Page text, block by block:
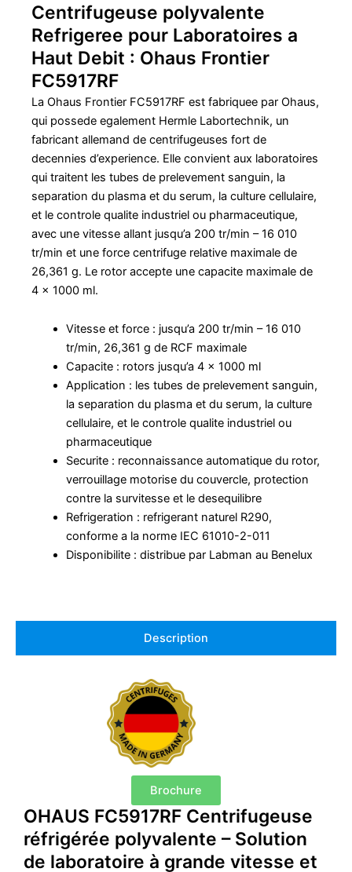
Centrifugeuse polyvalente
Refrigeree pour Laboratoires a
Haut Debit : Ohaus Frontier
FC5917RF
La Ohaus Frontier FC5917RF est fabriquee par Ohaus,
qui possede egalement Hermle Labortechnik, un
fabricant allemand de centrifugeuses fort de
decennies d’experience. Elle convient aux laboratoires
qui traitent les tubes de prelevement sanguin, la
separation du plasma et du serum, la culture cellulaire,
et le controle qualite industriel ou pharmaceutique,
avec une vitesse allant jusqu’a 200 tr/min – 16 010
tr/min et une force centrifuge relative maximale de
26,361 g. Le rotor accepte une capacite maximale de
4 x 1000 ml.
Vitesse et force : jusqu’a 200 tr/min – 16 010
tr/min, 26,361 g de RCF maximale
Capacite : rotors jusqu’a 4 x 1000 ml
Application : les tubes de prelevement sanguin,
la separation du plasma et du serum, la culture
cellulaire, et le controle qualite industriel ou
pharmaceutique
Securite : reconnaissance automatique du rotor,
verrouillage motorise du couvercle, protection
contre la survitesse et le desequilibre
Refrigeration : refrigerant naturel R290,
conforme a la norme IEC 61010-2-011
Disponibilite : distribue par Labman au Benelux
Description
Brochure
OHAUS FC5917RF Centrifugeuse
réfrigérée polyvalente – Solution
de laboratoire à grande vitesse et